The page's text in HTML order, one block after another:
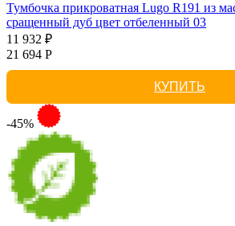
Тумбочка прикроватная Lugo R191 из
сращенный дуб цвет отбеленный 03
11 932 ₽
21 694 Р
КУПИТЬ
-45%